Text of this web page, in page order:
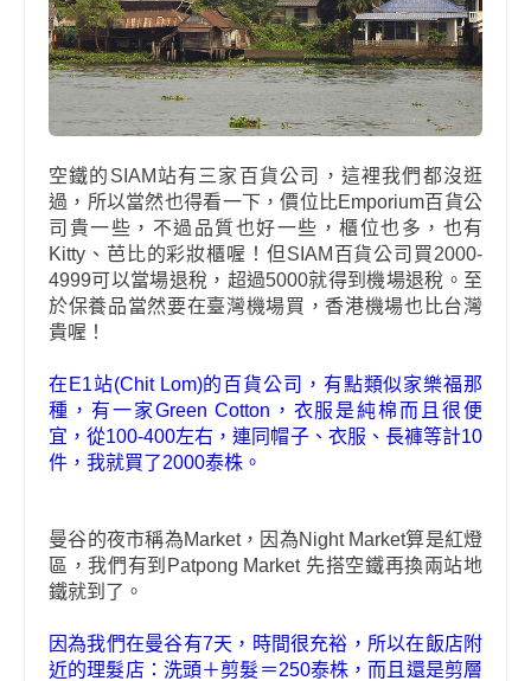
空鐵的 SIAM 站有三家百貨公司，這裡我們都沒逛
過，所以當然也得看一下，價位比Emporium百貨公
司貴一些，不過品質也好一些，櫃位也多，也有
Kitty 、芭比的彩妝櫃喔！但 SIAM 百貨公司買2000-
4999可以當場退稅，超過5000就得到機場退稅。至
於保養品當然要在臺灣機場買，香港機場也比台灣
貴喔！
在 E1站(Chit Lom)的百貨公司，有點類似家樂福那
種，有一家Green Cotton ，衣服是純棉而且很便
宜，從100-400左右，連同帽子、衣服、長褲等計10
件，我就買了2000泰株。
曼谷的夜市稱為Market，因為Night Market算是紅燈
區，我們有到 Patpong Market 先搭空鐵再換兩站地
鐵就到了。
因為我們在曼谷有7天，時間很充裕，所以在飯店附
近的理髮店：洗頭＋剪髮＝250泰株，而且還是剪層